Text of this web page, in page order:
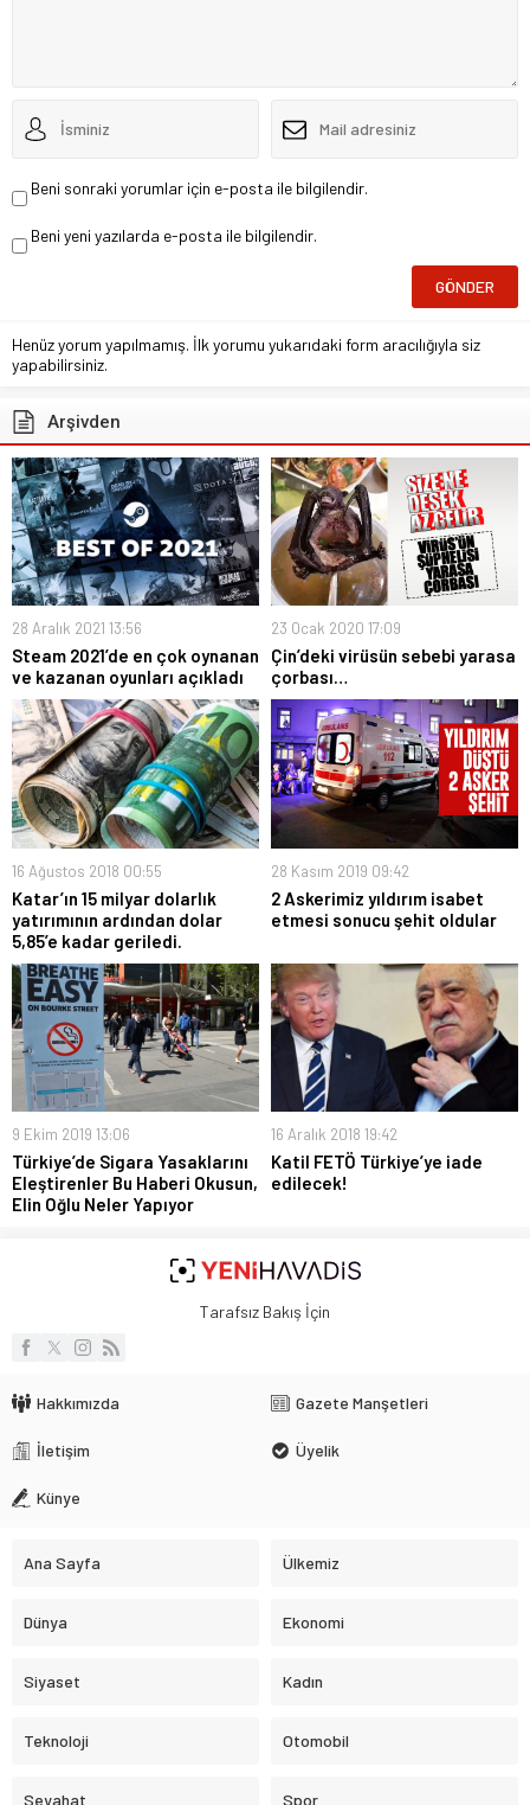
Beni sonraki yorumlar için e-posta ile bilgilendir.
Beni yeni yazılarda e-posta ile bilgilendir.
Henüz yorum yapılmamış. İlk yorumu yukarıdaki form aracılığıyla siz
yapabilirsiniz.
Arşivden
28 Aralık 2021 13:56
Steam 2021’de en çok oynanan
ve kazanan oyunları açıkladı
23 Ocak 2020 17:09
Çin’deki virüsün sebebi yarasa
çorbası…
16 Ağustos 2018 00:55
Katar’ın 15 milyar dolarlık
yatırımının ardından dolar
5,85’e kadar geriledi.
28 Kasım 2019 09:42
2 Askerimiz yıldırım isabet
etmesi sonucu şehit oldular
9 Ekim 2019 13:06
Türkiye’de Sigara Yasaklarını
Eleştirenler Bu Haberi Okusun,
Elin Oğlu Neler Yapıyor
16 Aralık 2018 19:42
Katil FETÖ Türkiye’ye iade
edilecek!
Tarafsız Bakış İçin
Hakkımızda Gazete Manşetleri
İletişim Üyelik
Künye
Ana Sayfa Ülkemiz
Dünya Ekonomi
Siyaset Kadın
Teknoloji Otomobil
Seyahat Spor